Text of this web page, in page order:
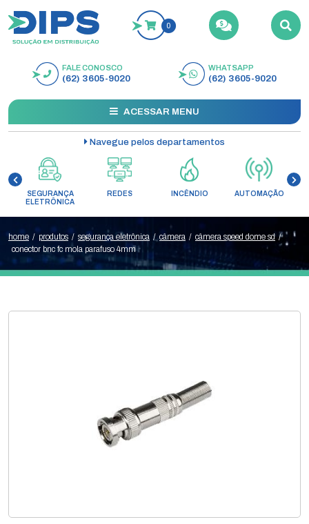
0
BUSCAR
FALE CONOSCO
(62) 3605-9020
WHATSAPP
(62) 3605-9020
ACESSAR MENU
Navegue pelos departamentos
SEGURANÇA
ELETRÔNICA
REDES INCÊNDIO AUTOMAÇÃO
home / produtos / segurança eletrônica / câmera / câmera speed dome sd /
conector bnc fc mola parafuso 4mm